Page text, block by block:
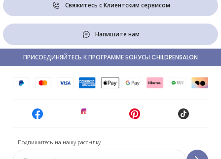
Свяжитесь с Клиентским сервисом
Напишите нам
Подпишитесь на нашу рассылку
ПРИСОЕДИНЯЙТЕСЬ К ПРОГРАММЕ БОНУСЫ CHILDRENSALON